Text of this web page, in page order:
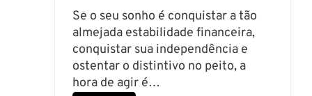
R
I
O
S
C
Se o seu sonho é conquistar a tão
almejada estabilidade financeira,
conquistar sua independência e
ostentar o distintivo no peito, a
hora de agir é…